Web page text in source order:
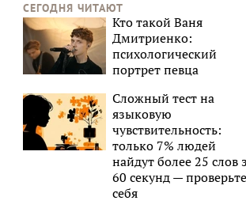
СЕГОДНЯ ЧИТАЮТ
Кто такой Ваня
Дмитриенко:
психологический
портрет певца
Сложный тест на
языковую
чувствительность:
только 7% людей
найдут более 25 слов
60 секунд — проверьте
себя